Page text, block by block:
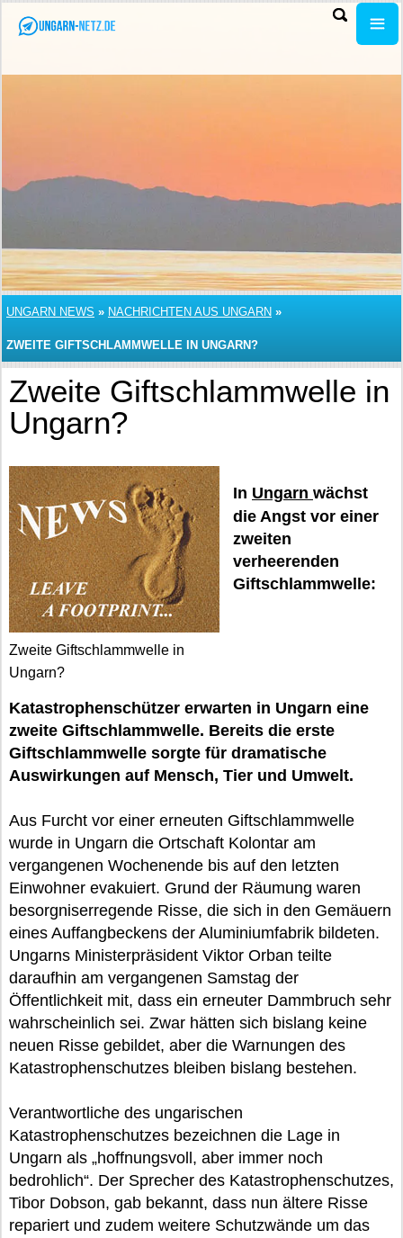
UNGARN NEWS » NACHRICHTEN AUS UNGARN »
ZWEITE GIFTSCHLAMMWELLE IN UNGARN?
Zweite Giftschlammwelle in
Ungarn?
Zweite Giftschlammwelle in
Ungarn?
In Ungarn wächst
die Angst vor einer
zweiten
verheerenden
Giftschlammwelle:
Katastrophenschützer erwarten in Ungarn eine
zweite Giftschlammwelle. Bereits die erste
Giftschlammwelle sorgte für dramatische
Auswirkungen auf Mensch, Tier und Umwelt.
Aus Furcht vor einer erneuten Giftschlammwelle
wurde in Ungarn die Ortschaft Kolontar am
vergangenen Wochenende bis auf den letzten
Einwohner evakuiert. Grund der Räumung waren
besorgniserregende Risse, die sich in den Gemäuern
eines Auffangbeckens der Aluminiumfabrik bildeten.
Ungarns Ministerpräsident Viktor Orban teilte
daraufhin am vergangenen Samstag der
Öffentlichkeit mit, dass ein erneuter Dammbruch sehr
wahrscheinlich sei. Zwar hätten sich bislang keine
neuen Risse gebildet, aber die Warnungen des
Katastrophenschutzes bleiben bislang bestehen.
Verantwortliche des ungarischen
Katastrophenschutzes bezeichnen die Lage in
Ungarn als „hoffnungsvoll, aber immer noch
bedrohlich“. Der Sprecher des Katastrophenschutzes,
Tibor Dobson, gab bekannt, dass nun ältere Risse
repariert und zudem weitere Schutzwände um das